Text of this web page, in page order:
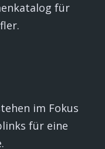
für
im Fokus
für eine